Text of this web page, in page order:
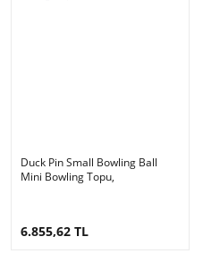
Duck Pin Small Bowling Ball
Mini Bowling Topu,
6.855,62 TL